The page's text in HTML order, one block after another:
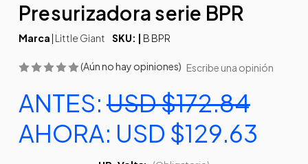
Presurizadora serie BPR
Marca | Little Giant SKU: | B BPR
(Aún no hay opiniones) Escribe una opinión
ANTES:USD $172.84
AHORA: USD $129.63